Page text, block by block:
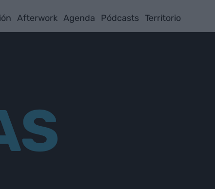
Afterwork Agenda Pódcasts Territorio